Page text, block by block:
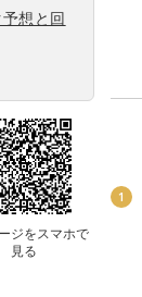
想と回
ジをスマホで
見る
1